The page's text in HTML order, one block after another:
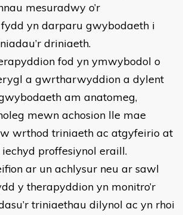
mesuradwy o’r
yn darparu gwybodaeth i
driniaeth.
fod yn ymwybodol o
a gwrtharwyddion a dylent
am anatomeg,
mewn achosion lle mae
wrthod triniaeth ac atgyfeirio at
proffesiynol eraill.
ar un achlysur neu ar sawl
y therapyddion yn monitro’r
triniaethau dilynol ac yn rhoi